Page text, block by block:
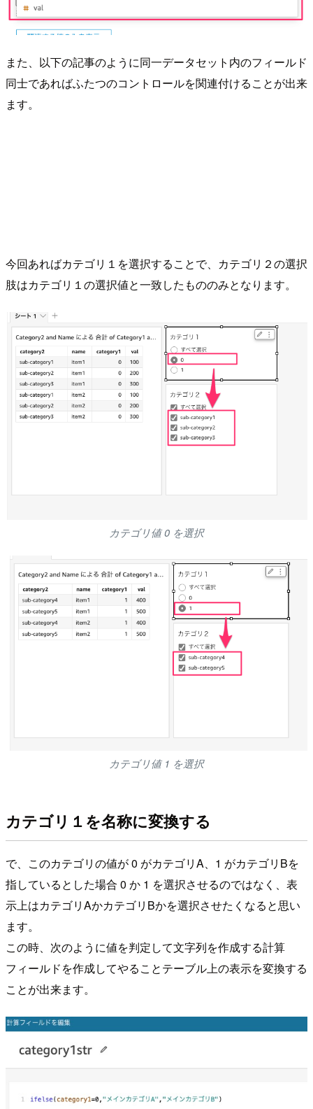
また、以下の記事のように同一データセット内のフィールド
同士であればふたつのコントロールを関連付けることが出来
ます。
今回あればカテゴリ１を選択することで、カテゴリ２の選択
肢はカテゴリ１の選択値と一致したもののみとなります。
カテゴリ値 0 を選択
カテゴリ値 1 を選択
カテゴリ１を名称に変換する
で、このカテゴリの値が 0 がカテゴリA、1 がカテゴリBを
指しているとした場合 0 か 1 を選択させるのではなく、表
示上はカテゴリAかカテゴリBかを選択させたくなると思い
ます。
この時、次のように値を判定して文字列を作成する計算
フィールドを作成してやることテーブル上の表示を変換する
ことが出来ます。